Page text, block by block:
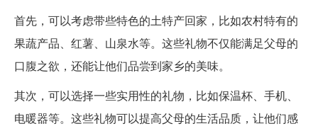
首先，可以考虑带些特色的土特产回家，比如农村特有的
果蔬产品、红薯、山泉水等。这些礼物不仅能满足父母的
口腹之欲，还能让他们品尝到家乡的美味。
其次，可以选择一些实用性的礼物，比如保温杯、手机、
电暖器等。这些礼物可以提高父母的生活品质，让他们感